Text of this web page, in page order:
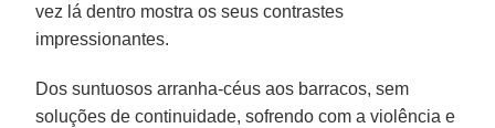
vez lá dentro mostra os seus contrastes
impressionantes.
Dos suntuosos arranha-céus aos barracos, sem
soluções de continuidade, sofrendo com a violência e